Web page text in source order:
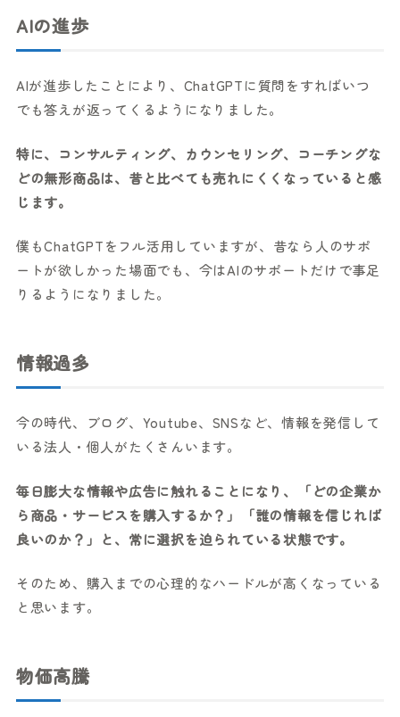
AIの進歩
AIが進歩したことにより、ChatGPTに質問をすればいつ
でも答えが返ってくるようになりました。
特に、コンサルティング、カウンセリング、コーチングな
どの無形商品は、昔と比べても売れにくくなっていると感
じます。
僕もChatGPTをフル活用していますが、昔なら人のサポ
ートが欲しかった場面でも、今はAIのサポートだけで事足
りるようになりました。
情報過多
今の時代、ブログ、Youtube、SNSなど、情報を発信して
いる法人・個人がたくさんいます。
毎日膨大な情報や広告に触れることになり、「どの企業か
ら商品・サービスを購入するか？」「誰の情報を信じれば
良いのか？」と、常に選択を迫られている状態です。
そのため、購入までの心理的なハードルが高くなっている
と思います。
物価高騰